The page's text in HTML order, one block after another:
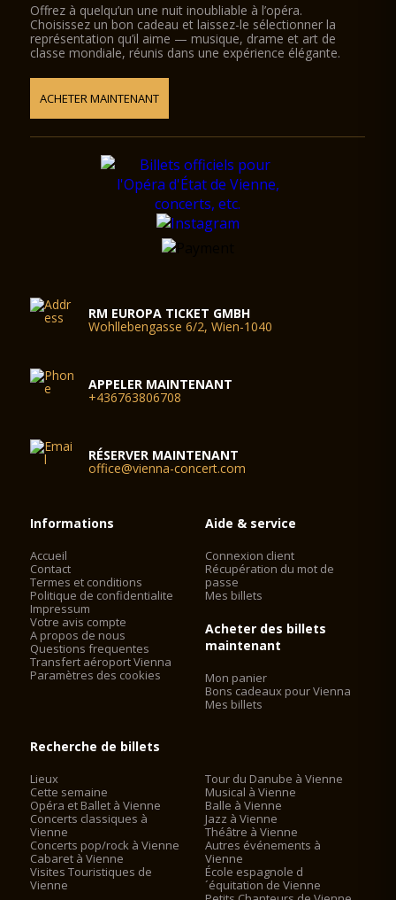
Offrez à quelqu’un une nuit inoubliable à l’opéra.
Choisissez un bon cadeau et laissez-le sélectionner la
représentation qu’il aime — musique, drame et art de
classe mondiale, réunis dans une expérience élégante.
ACHETER MAINTENANT
RM EUROPA TICKET GMBH
Wohllebengasse 6/2, Wien-1040
APPELER MAINTENANT
+436763806708
RÉSERVER MAINTENANT
office@vienna-concert.com
Informations
Accueil
Contact
Termes et conditions
Politique de confidentialite
Impressum
Votre avis compte
A propos de nous
Questions frequentes
Transfert aéroport Vienna
Paramètres des cookies
Aide & service
Connexion client
Récupération du mot de
passe
Mes billets
Acheter des billets
maintenant
Mon panier
Bons cadeaux pour Vienna
Mes billets
Recherche de billets
Lieux
Cette semaine
Opéra et Ballet à Vienne
Concerts classiques à
Vienne
Concerts pop/rock à Vienne
Cabaret à Vienne
Visites Touristiques de
Vienne
Tour du Danube à Vienne
Musical à Vienne
Balle à Vienne
Jazz à Vienne
Théâtre à Vienne
Autres événements à
Vienne
École espagnole d
´équitation de Vienne